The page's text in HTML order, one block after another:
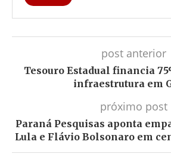
post anterior
Tesouro Estadual financia
infraestrutura em
próximo post
Paraná Pesquisas aponta
Lula e Flávio Bolsonaro em